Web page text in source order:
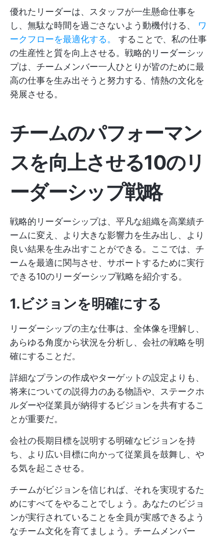
優れたリーダーは、スタッフが一生懸命仕事を
し、無駄な時間を過ごさないよう動機付ける、 ワ
ークフローを最適化する。
することで、私の仕事
の生産性と質を向上させる。戦略的リーダーシッ
プは、チームメンバー一人ひとりが皆のために最
高の仕事を生み出そうと努力する、情熱の文化を
発展させる。
チームのパフォーマン
スを向上させる10のリ
ーダーシップ戦略
戦略的リーダーシップは、平凡な組織を高業績チ
ームに変え、より大きな影響力を生み出し、より
良い結果を生み出すことができる。ここでは、チ
ームを最適に関与させ、サポートするために実行
できる10のリーダーシップ戦略を紹介する。
1.ビジョンを明確にする
リーダーシップの主な仕事は、全体像を理解し、
あらゆる角度から状況を分析し、会社の戦略を明
確にすることだ。
詳細なプランの作成やターゲットの設定よりも、
将来についての説得力のある物語や、ステークホ
ルダーや従業員が納得するビジョンを共有するこ
とが重要だ。
会社の長期目標を説明する明確なビジョンを持
ち、より広い目標に向かって従業員を鼓舞し、や
る気を起こさせる。
チームがビジョンを信じれば、それを実現するた
めにすべてをやることでしょう。あなたのビジョ
ンが実行されていることを全員が実感できるよう
なチーム文化を育てましょう。チームメンバー